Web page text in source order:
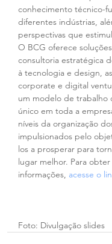
conhecimento técnico-
diferentes indústrias,
perspectivas que
O BCG oferece
consultoria estratégica
à tecnologia e design,
corporate e digital
um modelo de trabalho
único em toda a
níveis da organização
impulsionados pelo
los a prosperar para
lugar melhor. Para obter
informações, acesse o
Foto: Divulgação slides